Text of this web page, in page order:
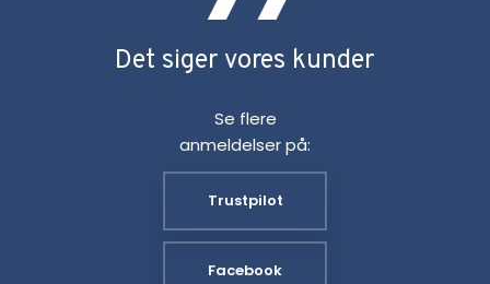
Det siger vores kunder​
Se flere
anmeldelser på:​
Trustpilot​
Facebook​